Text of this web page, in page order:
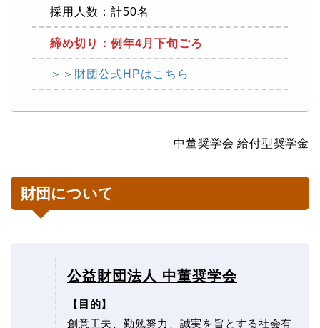
採用人数：計50名
締め切り：例年4月下旬ごろ
＞＞財団公式HPはこちら
中董奨学会 給付型奨学金
財団について
公益財団法人 中董奨学会
【目的】
創意工夫、勤勉努力、誠実を旨とする社会有